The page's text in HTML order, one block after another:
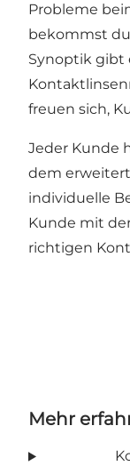
Probleme
bekommst
Synoptik gibt
freuen sich,
Jeder Kunde
dem
individuelle
Kunde mit
richtigen
Mehr